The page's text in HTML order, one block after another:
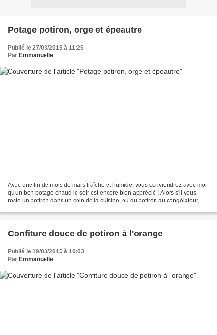
Potage potiron, orge et épeautre
Publié le 27/03/2015 à 11:25
Par Emmanuelle
Avec une fin de mois de mars fraîche et humide, vous conviendrez avec moi
qu'un bon potage chaud le soir est encore bien apprécié ! Alors s'il vous
reste un potiron dans un coin de la cuisine, ou du potiron au congélateur,
Confiture douce de potiron à l'orange
Publié le 19/03/2015 à 10:03
Par Emmanuelle